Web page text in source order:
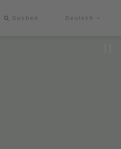
Suchen Deutsch